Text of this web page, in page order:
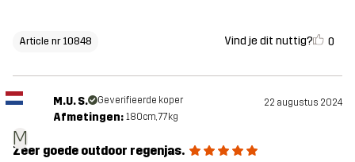
Article nr 10848 Vind je dit nuttig? 0
M
M.U. S. Geverifieerde koper 22 augustus 2024
Afmetingen: 180cm, 77kg
Zeer goede outdoor regenjas.